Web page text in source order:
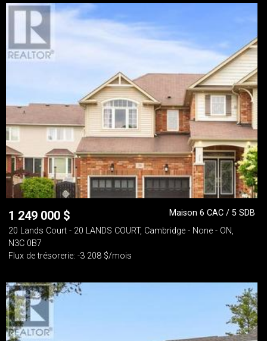
1 249 000 $
Maison 6 CAC / 5 SDB
20 Lands Court - 20 LANDS COURT, Cambridge - None - ON,
N3C 0B7
Flux de trésorerie: -3 208 $/mois